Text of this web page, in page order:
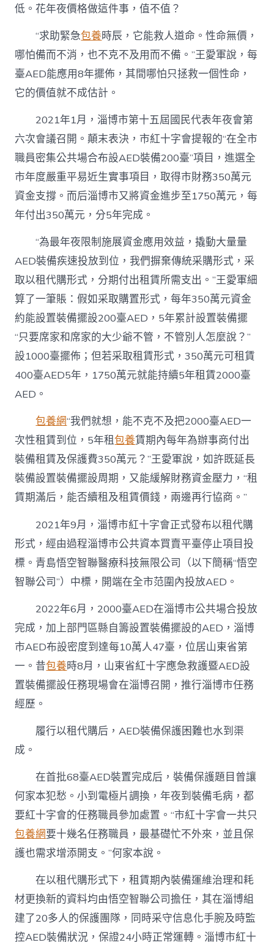
低。花年夜價格做這件事，值不值？
“求助緊急包養時辰，它能救人道命。性命無價，
哪怕備而不消，也不克不及用而不備。”王愛軍說，每
臺AED能應用8年擺佈，其間哪怕只拯救一個性命，
它的價值就不成估計。
2021年1月，淄博市第十五屆國民代表年夜會第
六次會議召開。顛末表決，市紅十字會提報的“在全市
職員密集公共場合布設AED裝備200臺”項目，進選全
市年度嚴重平易近生實事項目，取得市財務350萬元
資金支撐。而后淄博市又將資金進步至1750萬元，每
年付出350萬元，分5年完成。
“為最年夜限制施展資金應用效益，撬動大量量
AED裝備疾速投放到位，我們摒棄傳統采購形式，采
取以租代購形式，分期付出租賃所需支出。”王愛軍細
算了一筆賬：假如采取購置形式，每年350萬元資金
約能設置裝備擺設200臺AED，5年累計設置裝備擺
“只要席家和席家的大少爺不管，不管別人怎麼說？”
設1000臺擺佈；但若采取租賃形式，350萬元可租賃
400臺AED5年，1750萬元就能持續5年租賃2000臺
AED。
包養網“我們就想，能不克不及把2000臺AED一
次性租賃到位，5年租包養賃期內每年為辦事商付出
裝備租賃及保護費350萬元？”王愛軍說，如許既延長
裝備設置裝備擺設周期，又能緩解財務資金壓力，“租
賃期滿后，能否續租及租賃價錢，兩邊再行協商。”
2021年9月，淄博市紅十字會正式發布以租代購
形式，經由過程淄博市公共資本買賣平臺停止項目投
標。青島悟空智聯醫療科技無限公司（以下簡稱“悟空
智聯公司”）中標，開端在全市范圍內投放AED。
2022年6月，2000臺AED在淄博市公共場合投放
完成，加上部門區縣自籌設置裝備擺設的AED，淄博
市AED布設密度到達每10萬人47臺，位居山東省第
一。昔包養時8月，山東省紅十字應急救護暨AED設
置裝備擺設任務現場會在淄博召開，推行淄博市任務
經歷。
履行以租代購后，AED裝備保護困難也水到渠
成。
在首批68臺AED裝置完成后，裝備保護題目曾讓
何家本犯愁。小到電極片調換，年夜到裝備毛病，都
要紅十字會的任務職員參加處置。“市紅十字會一共只
包養網要十幾名任務職員，最基礎忙不外來，並且保
護也需求增添開支。”何家本說。
在以租代購形式下，租賃期內裝備運維治理和耗
材更換新的資料均由悟空智聯公司擔任，其在淄博組
建了20多人的保護團隊，同時采守信息化手腕及時監
控AED裝備狀況，保證24小時正常運轉。淄博市紅十